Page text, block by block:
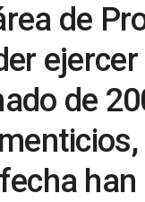
de
ejercer
de
han